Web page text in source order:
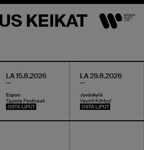
KEIKAT
LA 15.8.2026
Espoo
Tapiola Festivaali
OSTA LIPUT
LA 29.8.2026
Jyväskylä
Vauhti Kiihtyy!
OSTA LIPUT